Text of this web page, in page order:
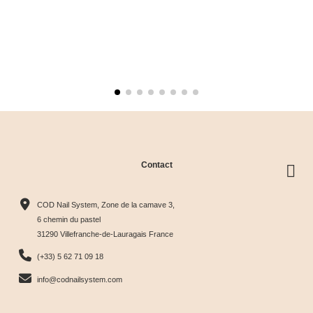
Contact
COD Nail System, Zone de la camave 3,
6 chemin du pastel
31290 Villefranche-de-Lauragais France
(+33) 5 62 71 09 18
info@codnailsystem.com